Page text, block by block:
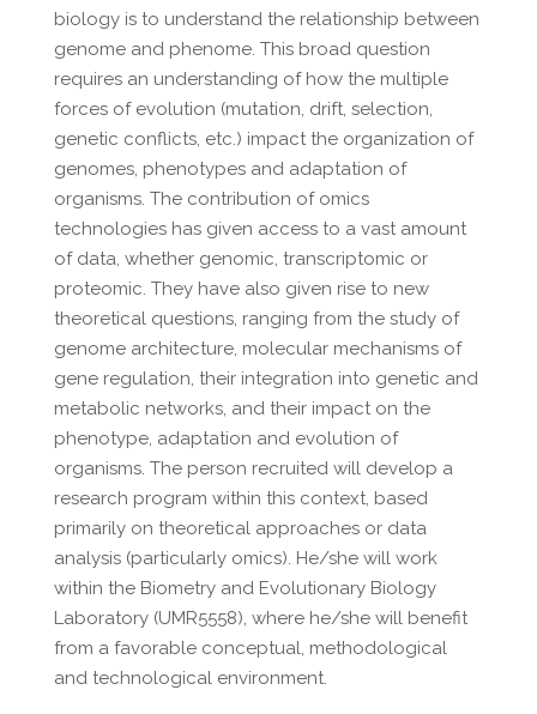
biology is to understand the relationship between
genome and phenome. This broad question
requires an understanding of how the multiple
forces of evolution (mutation, drift, selection,
genetic conflicts, etc.) impact the organization of
genomes, phenotypes and adaptation of
organisms. The contribution of omics
technologies has given access to a vast amount
of data, whether genomic, transcriptomic or
proteomic. They have also given rise to new
theoretical questions, ranging from the study of
genome architecture, molecular mechanisms of
gene regulation, their integration into genetic and
metabolic networks, and their impact on the
phenotype, adaptation and evolution of
organisms. The person recruited will develop a
research program within this context, based
primarily on theoretical approaches or data
analysis (particularly omics). He/she will work
within the Biometry and Evolutionary Biology
Laboratory (UMR5558), where he/she will benefit
from a favorable conceptual, methodological
and technological environment.